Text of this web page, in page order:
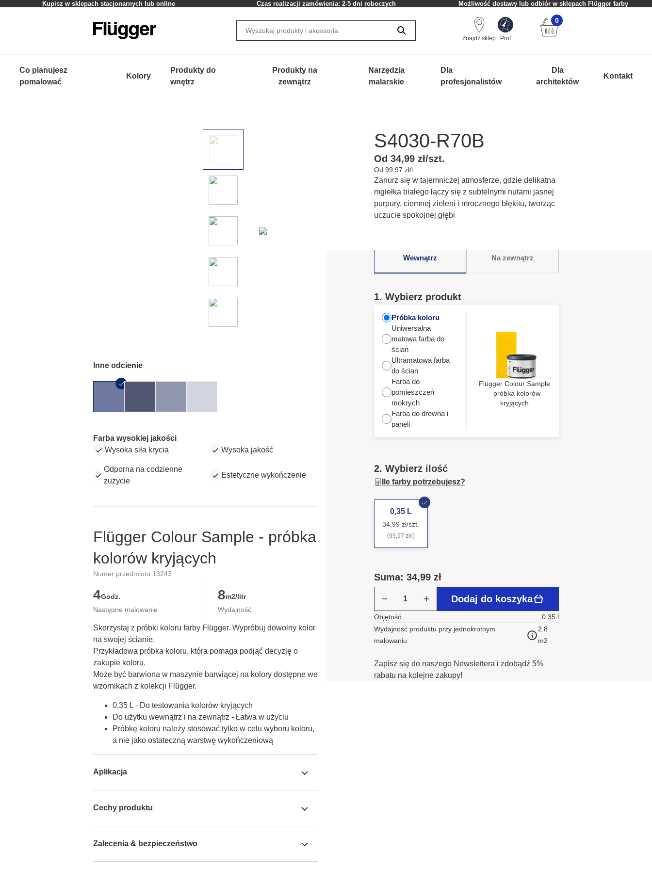
Kupisz w sklepach stacjonarnych lub online Czas realizacji zamówienia: 2-5 dni roboczych Możliwość dostawy lub odbiór w sklepach Flügger farby
Znajdź sklep Prof
0
Co planujesz
pomalować
Kolory
Produkty do
wnętrz
Produkty na
zewnątrz
Narzędzia
malarskie
Dla
profesjonalistów
Dla
architektów
Kontakt
Inne odcienie
Farba wysokiej jakości
Wysoka siła krycia
Wysoka jakość
Odporna na codzienne
zużycie
Estetyczne wykończenie
Flügger Colour Sample - próbka
kolorów kryjących
Numer przedmiotu 13243
4Godz.
Następne malowanie
8m2/litr
Wydajność
Skorzystaj z próbki koloru farby Flügger. Wypróbuj dowolny kolor
na swojej ścianie.
Przykładowa próbka koloru, która pomaga podjąć decyzję o
zakupie koloru.
Może być barwiona w maszynie barwiącej na kolory dostępne we
wzornikach z kolekcji Flügger.
0,35 L - Do testowania kolorów kryjących
Do użytku wewnątrz i na zewnątrz - Łatwa w użyciu
Próbkę koloru należy stosować tylko w celu wyboru koloru,
a nie jako ostateczną warstwę wykończeniową
Aplikacja
Cechy produktu
Zalecenia & bezpieczeństwo
S4030-R70B
Od 34,99 zł/szt.
Od 99,97 zł/l
Zanurz się w tajemniczej atmosferze, gdzie delikatna
mgiełka białego łączy się z subtelnymi nutami jasnej
purpury, ciemnej zieleni i mrocznego błękitu, tworząc
uczucie spokojnej głębi
Wewnątrz Na zewnątrz
1. Wybierz produkt
Próbka koloru
Uniwersalna
matowa farba do
ścian
Ultramatowa farba
do ścian
Farba do
pomieszczeń
mokrych
Farba do drewna i
paneli
Flügger Colour Sample
- próbka kolorów
kryjących
2. Wybierz ilość
Ile farby potrzebujesz?
0,35 L
34,99 zł/szt.
(99,97 zł/l)
Suma: 34,99 zł
Dodaj do koszyka
Objętość
0.35 l
Wydajność produktu przy jednokrotnym
malowaniu
2.8
m2
Zapisz się do naszego Newslettera i zdobądź 5%
rabatu na kolejne zakupy!